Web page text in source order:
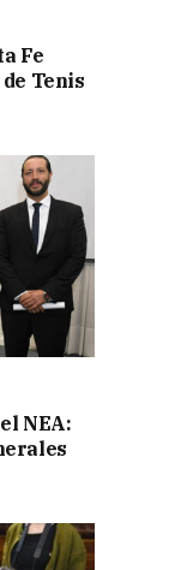
Fe
Tenis
NEA: